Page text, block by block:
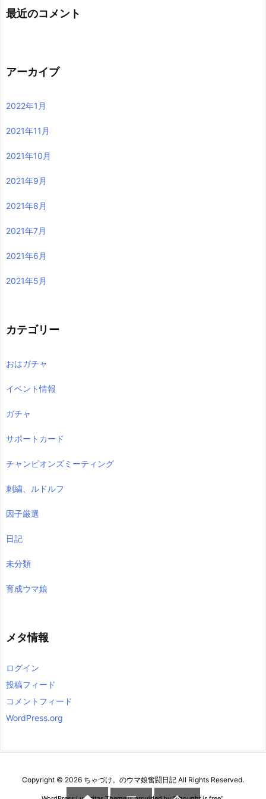
最近のコメント
アーカイブ
2022年1月
2021年11月
2021年10月
2021年9月
2021年8月
2021年7月
2021年6月
2021年5月
カテゴリー
おはガチャ
イベント情報
ガチャ
サポートカード
チャンピオンズミーティング
刺繍、ルドルフ
因子厳選
日記
未分類
育成ウマ娘
メタ情報
ログイン
投稿フィード
コメントフィード
WordPress.org
Copyright © 2026 ちゃづけ。のウマ娘奮闘日記 All Rights Reserved.